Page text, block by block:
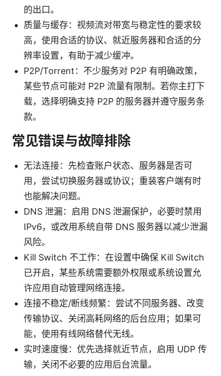
的出口。
质量与缓存：视频流对带宽与稳定性的要求较
高，使用合适的协议、就近服务器和合适的分
辨率设置，有助于减少缓冲。
P2P/Torrent：不少服务对 P2P 有明确政策，
某些节点可能对 P2P 流量有限制。若你主打下
载，选择明确支持 P2P 的服务器并遵守服务条
款。
常见错误与故障排除
无法连接：先检查账户状态、服务器是否可
用，尝试切换服务器或协议；重装客户端有时
也能解决问题。
DNS 泄漏：启用 DNS 泄漏保护，必要时禁用
IPv6，或改用系统自带 DNS 服务器以减少泄漏
风险。
Kill Switch 不工作：在设置中确保 Kill Switch
已开启，某些系统需要额外权限或系统设置允
许应用自动管理网络连接。
连接不稳定/断线频繁：尝试不同服务器、改变
传输协议、关闭高耗网络的后台应用；如果可
能，使用有线网络替代无线。
实时速度慢：优先选择就近节点，启用 UDP 传
输，关闭不必要的应用后台流量。